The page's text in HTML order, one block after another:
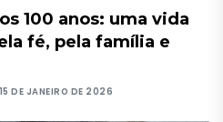
100 anos: uma vida
fé, pela família e
DE JANEIRO DE 2026